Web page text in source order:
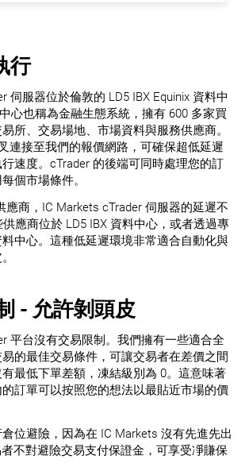
行
伺服器位於倫敦的 LD5 IBX Equinix 資料中
心也稱為金融生態系統，擁有 600 多家買
所、交易場地、市場資料與服務供應商。
連接至我們的報價網路，可確保超低延遲
速度。cTrader 的後端可同時處理您的訂
個市場條件。
應商，IC Markets cTrader 伺服器的延遲不
應商位於 LD5 IBX 資料中心，或者透過專
中心。這種低延遲環境非常適合自動化與
- 允許剝頭皮
平台沒有交易限制。我們擁有一些適合全
的最佳交易條件，可讓交易者在差價之間
最低下單差額，凍結級別為 0。這意味著
訂單可以按照您的想法以最貼近市場的價
位避險，因為在 IC Markets 沒有先進先出
者不對避險交易支付保證金，可享受凈賺保